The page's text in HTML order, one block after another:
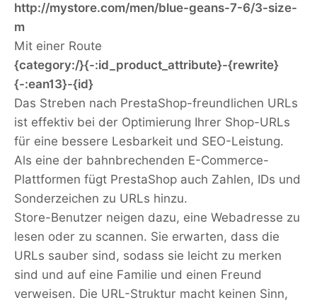
http://mystore.com/men/blue-geans-7-6/3-size-
m
Mit einer Route
{category:/}{-:id_product_attribute}-{rewrite}
{-:ean13}-{id}
Das Streben nach PrestaShop-freundlichen URLs
ist effektiv bei der Optimierung Ihrer Shop-URLs
für eine bessere Lesbarkeit und SEO-Leistung.
Als eine der bahnbrechenden E-Commerce-
Plattformen fügt PrestaShop auch Zahlen, IDs und
Sonderzeichen zu URLs hinzu.
Store-Benutzer neigen dazu, eine Webadresse zu
lesen oder zu scannen. Sie erwarten, dass die
URLs sauber sind, sodass sie leicht zu merken
sind und auf eine Familie und einen Freund
verweisen. Die URL-Struktur macht keinen Sinn,